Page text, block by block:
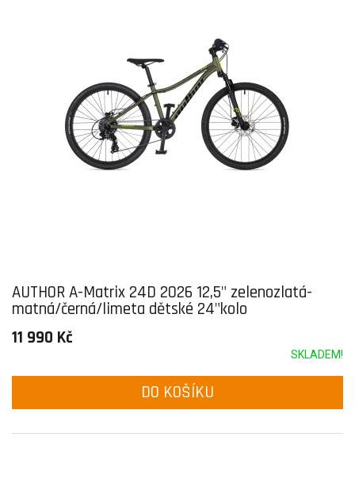
AUTHOR A-Matrix 24D 2026 12,5" zelenozlatá-
matná/černá/limeta dětské 24"kolo
11 990 Kč
SKLADEM!
DO KOŠÍKU